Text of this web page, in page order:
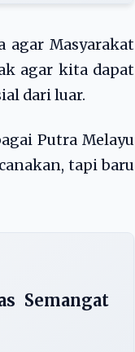
agar Masyarakat
agar kita dapat
dari luar.
Putra Melayu
tapi baru
Semangat